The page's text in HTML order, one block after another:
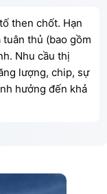
then chốt. Hạn
thủ (bao gồm
Nhu cầu thị
lượng, chip, sự
hưởng đến khả